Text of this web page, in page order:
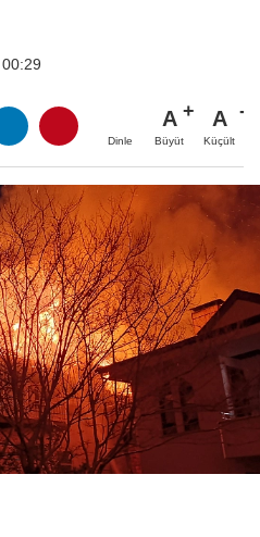
Dinle
A
Büyüt
A
Küçült